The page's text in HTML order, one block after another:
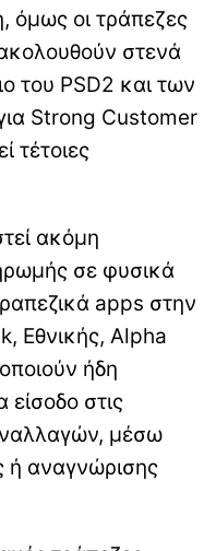
όμως οι τράπεζες
στενά
του PSD2 και των
Strong Customer
τέτοιες
ακόμη
σε φυσικά
apps στην
Εθνικής, Alpha
ήδη
είσοδο στις
μέσω
ή αναγνώρισης